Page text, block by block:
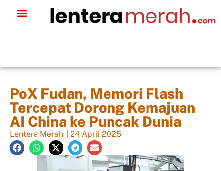
PoX Fudan, Memori Flash
Tercepat Dorong Kemajuan
AI China ke Puncak Dunia
Lentera Merah 24 April 2025